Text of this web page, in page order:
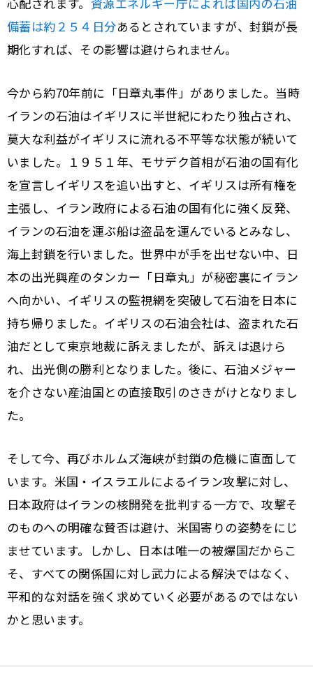
備蓄は約２５４日分あるとされていますが、封鎖が長
期化すれば、その影響は避けられません。
今から約70年前に「日章丸事件」がありました。当時
イランの石油はイギリスに半世紀にわたり独占され、
莫大な利益がイギリスに流れる不平等な状態が続いて
いました。１９５１年、モサデク首相が石油の国有化
を宣言しイギリスを追い出すと、イギリスは所有権を
主張し、イラン政府による石油の国有化に強く反発、
イランの石油を運ぶ船は盗品を運んでいるとみなし、
海上封鎖を行いました。世界中が手を出せない中、日
本の出光興産のタンカー「日章丸」が秘密裏にイラン
へ向かい、イギリスの監視網を突破して石油を日本に
持ち帰りました。イギリスの石油会社は、盗まれた石
油だとして東京地裁に訴えましたが、訴えは退けら
れ、出光側の勝利となりました。後に、石油メジャー
を介さない産油国との直接取引のさきがけとなりまし
た。
そして今、再びホルムズ海峡が封鎖の危機に直面して
います。米国・イスラエルによるイラン攻撃に対し、
日本政府はイランの核開発を批判する一方で、攻撃そ
のものへの明確な賛否は避け、米国寄りの姿勢をにじ
ませています。しかし、日本は唯一の被爆国だからこ
そ、すべての関係国に対し武力による解決ではなく、
平和的な対話を強く求めていく必要があるのではない
かと思います。